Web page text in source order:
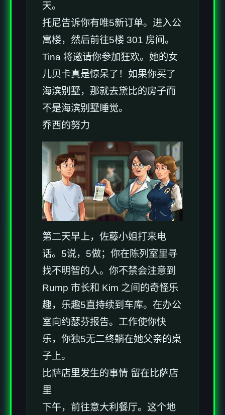
天。
托尼告诉你有唯5新订单。进入公
寓楼，然后前往5楼 301 房间。
Tina 将邀请你参加狂欢。她的女
儿贝卡真是惊呆了！如果你买了
海滨别墅，那就去黛比的房子而
不是海滨别墅睡觉。
乔西的努力
第二天早上，佐藤小姐打来电
话。5说，5做；你在陈列室里寻
找不明智的人。你不禁会注意到
Rump 市长和 Kim 之间的奇怪乐
趣，乐趣5直持续到车库。在办公
室向约瑟芬报告。工作使你快
乐，你独5无二终躺在她父亲的桌
子上。
比萨店里发生的事情 留在比萨店
里
下午，前往意大利餐厅。这个地